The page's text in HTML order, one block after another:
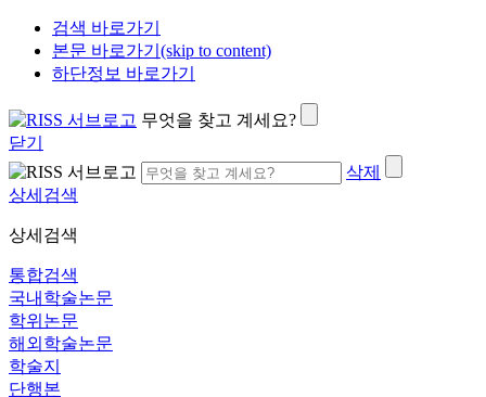
검색 바로가기
본문 바로가기(skip to content)
하단정보 바로가기
무엇을 찾고 계세요?
닫기
삭제
상세검색
상세검색
통합검색
국내학술논문
학위논문
해외학술논문
학술지
단행본